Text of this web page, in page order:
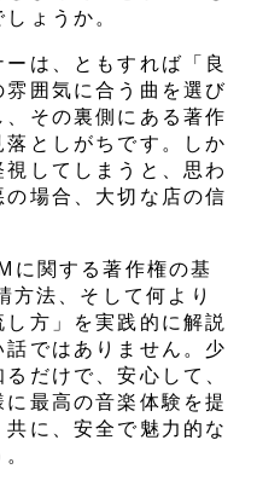
ょうか。
は、ともすれば「良
囲気に合う曲を選び
その裏側にある著作
としがちです。しか
してしまうと、思わ
場合、大切な店の信
に関する著作権の基
法、そして何より
し方」を実践的に解説
ではありません。少
だけで、安心して、
最高の音楽体験を提
に、安全で魅力的な